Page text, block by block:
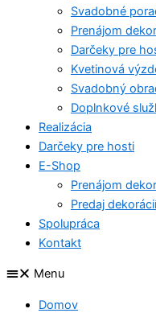
Svadobné
Prenájom
Darčeky pre
Kvetinová
Svadobný
Doplnkové
Realizácia
Darčeky pre hosti
E-Shop
Prenájom
Predaj dekorácií
Spolupráca
Kontakt
Menu
Domov